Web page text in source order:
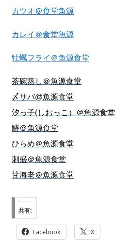
カツオ＠食堂魚源
カレイ＠食堂魚源
牡蠣フライ＠魚源食堂
茶碗蒸し＠魚源食堂
〆サバ@魚源食堂
汐っ子(しおっこ）＠魚源食堂
鰆＠魚源食堂
ひらめ＠魚源食堂
刺盛＠魚源食堂
甘海老＠魚源食堂
共有:
Facebook X